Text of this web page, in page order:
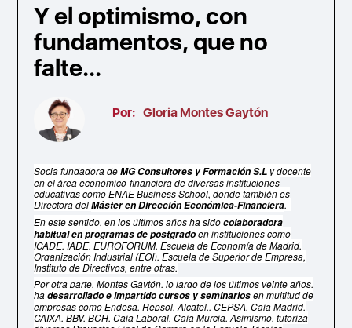
Y el optimismo, con
fundamentos, que no
falte...
Por: Gloria Montes Gaytón
Socia fundadora deMG Consultores y Formación S.L y docente
en el área económico-financiera de diversas instituciones
educativas como ENAE Business School, donde también es
Directora delMáster en Dirección Económica-Financiera.
En este sentido, en los últimos años ha sidocolaboradora
habitual en programas de postgradoen instituciones como
ICADE, IADE, EUROFORUM, Escuela de Economía de Madrid,
Organización Industrial (EOI), Escuela de Superior de Empresa,
Instituto de Directivos, entre otras.
Por otra parte, Montes Gaytón, lo largo de los últimos veinte años,
hadesarrollado e impartido cursos y seminariosen multitud de
empresas como Endesa, Repsol, Alcatel,, CEPSA, Caja Madrid,
CAIXA, BBV, BCH, Caja Laboral, Caja Murcia. Asimismo, tutoriza